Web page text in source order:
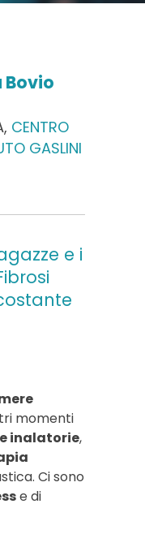
Bovio
CENTRO
GASLINI
e i
momenti
inalatorie,
Ci sono
e di